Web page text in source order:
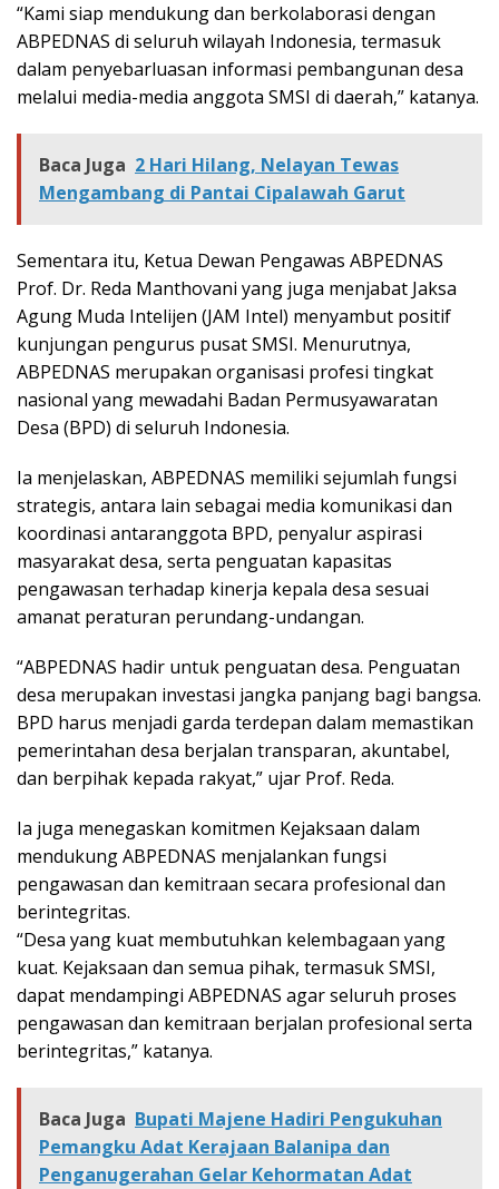
“Kami siap mendukung dan berkolaborasi dengan
ABPEDNAS di seluruh wilayah Indonesia, termasuk
dalam penyebarluasan informasi pembangunan desa
melalui media-media anggota SMSI di daerah,” katanya.
Baca Juga 2 Hari Hilang, Nelayan Tewas
Mengambang di Pantai Cipalawah Garut
Sementara itu, Ketua Dewan Pengawas ABPEDNAS
Prof. Dr. Reda Manthovani yang juga menjabat Jaksa
Agung Muda Intelijen (JAM Intel) menyambut positif
kunjungan pengurus pusat SMSI. Menurutnya,
ABPEDNAS merupakan organisasi profesi tingkat
nasional yang mewadahi Badan Permusyawaratan
Desa (BPD) di seluruh Indonesia.
Ia menjelaskan, ABPEDNAS memiliki sejumlah fungsi
strategis, antara lain sebagai media komunikasi dan
koordinasi antaranggota BPD, penyalur aspirasi
masyarakat desa, serta penguatan kapasitas
pengawasan terhadap kinerja kepala desa sesuai
amanat peraturan perundang-undangan.
“ABPEDNAS hadir untuk penguatan desa. Penguatan
desa merupakan investasi jangka panjang bagi bangsa.
BPD harus menjadi garda terdepan dalam memastikan
pemerintahan desa berjalan transparan, akuntabel,
dan berpihak kepada rakyat,” ujar Prof. Reda.
Ia juga menegaskan komitmen Kejaksaan dalam
mendukung ABPEDNAS menjalankan fungsi
pengawasan dan kemitraan secara profesional dan
berintegritas.
“Desa yang kuat membutuhkan kelembagaan yang
kuat. Kejaksaan dan semua pihak, termasuk SMSI,
dapat mendampingi ABPEDNAS agar seluruh proses
pengawasan dan kemitraan berjalan profesional serta
berintegritas,” katanya.
Baca Juga Bupati Majene Hadiri Pengukuhan
Pemangku Adat Kerajaan Balanipa dan
Penganugerahan Gelar Kehormatan Adat